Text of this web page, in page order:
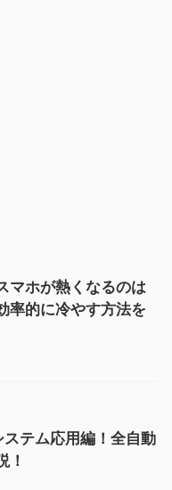
マホが熱くなるのは
率的に冷やす方法を
ステム応用編！全自動
！